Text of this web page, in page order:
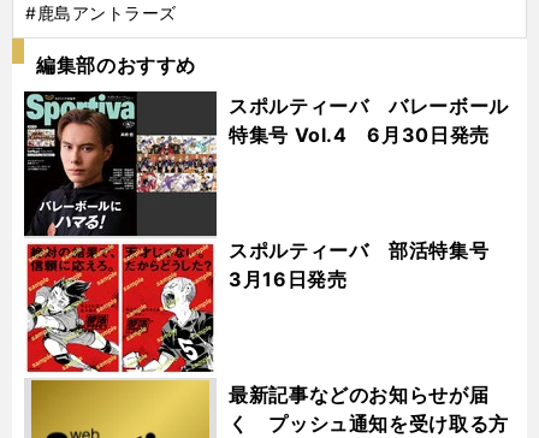
#鹿島アントラーズ
編集部のおすすめ
スポルティーバ バレーボール
特集号 Vol.4 6月30日発売
スポルティーバ 部活特集号
3月16日発売
最新記事などのお知らせが届
く プッシュ通知を受け取る方